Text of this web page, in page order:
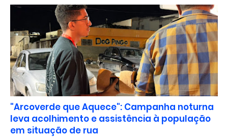
"Arcoverde que Aquece": Campanha noturna
leva acolhimento e assistência à população
em situação de rua